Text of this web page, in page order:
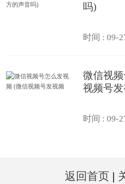
吗)
时间 : 09-
微信视
视频号
时间 : 09-
返回首页 |